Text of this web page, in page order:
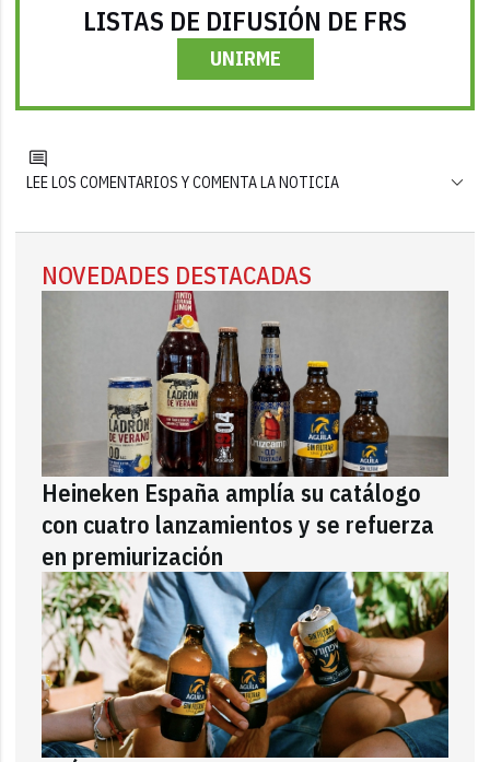
LISTAS DE DIFUSIÓN DE FRS
UNIRME
LEE LOS COMENTARIOS Y COMENTA LA NOTICIA
NOVEDADES DESTACADAS
Heineken España amplía su catálogo
con cuatro lanzamientos y se refuerza
en premiurización